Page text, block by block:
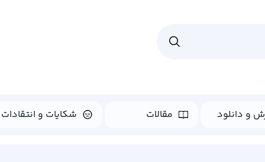
و دانلود مقالات شکایات و انتقادات